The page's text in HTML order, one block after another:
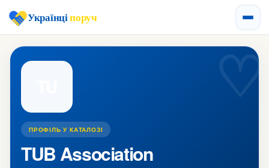
Українціпоруч
ПРОФІЛЬ У КАТАЛОЗІ
TUB Association